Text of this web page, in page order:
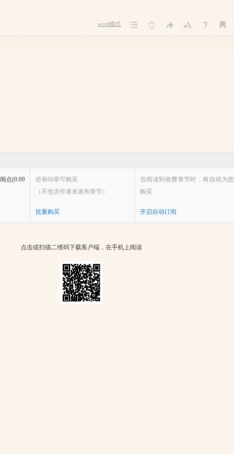
word模式
阅点(0.09
还有66章可购买
（不包含作者未发布章节）
批量购买
当阅读到收费章节时，将自动为您
购买
开启自动订阅
点击或扫描二维码下载客户端，在手机上阅读